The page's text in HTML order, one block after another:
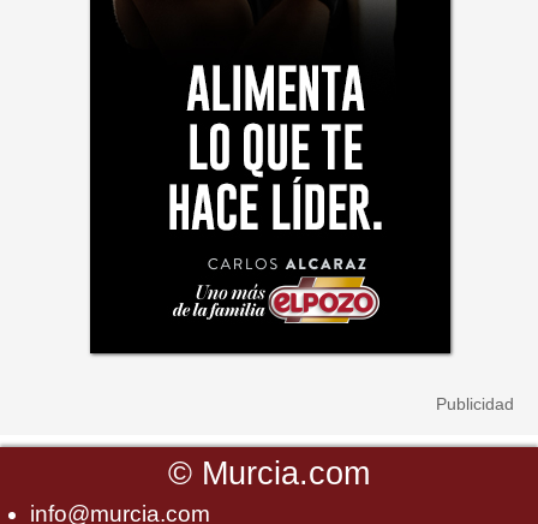
© Murcia.com
info@murcia.com